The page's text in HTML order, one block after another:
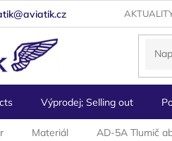
Výprodej; Selling out
Materiál AD-5A Tlumič